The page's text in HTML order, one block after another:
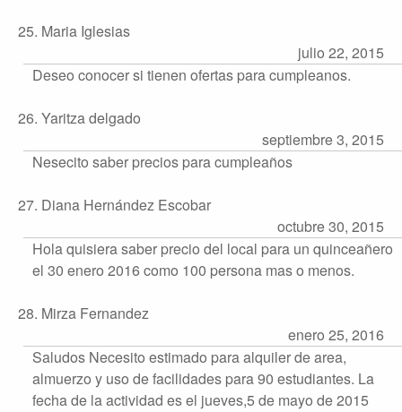
25. Maria Iglesias
julio 22, 2015
Deseo conocer si tienen ofertas para cumpleanos.
26. Yaritza delgado
septiembre 3, 2015
Nesecito saber precios para cumpleaños
27. Diana Hernández Escobar
octubre 30, 2015
Hola quisiera saber precio del local para un quinceañero
el 30 enero 2016 como 100 persona mas o menos.
28. Mirza Fernandez
enero 25, 2016
Saludos Necesito estimado para alquiler de area,
almuerzo y uso de facilidades para 90 estudiantes. La
fecha de la actividad es el jueves,5 de mayo de 2015